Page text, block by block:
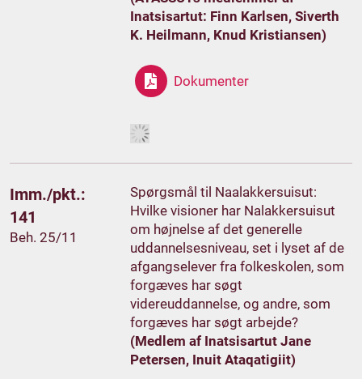
Inatsisartut: Finn Karlsen, Siverth
K. Heilmann, Knud Kristiansen)
Dokumenter
Imm./pkt.:
141
Beh. 25/11
Spørgsmål til Naalakkersuisut:
Hvilke visioner har Nalakkersuisut
om højnelse af det generelle
uddannelsesniveau, set i lyset af de
afgangselever fra folkeskolen, som
forgæves har søgt
videreuddannelse, og andre, som
forgæves har søgt arbejde?
(Medlem af Inatsisartut Jane
Petersen, Inuit Ataqatigiit)